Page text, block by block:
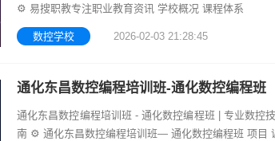
⚙️ 易搜职教专注职业教育资讯 学校概况 课程体系
数控学校 2026-02-03 21:28:45
通化东昌数控编程培训班-通化数控编程班
通化东昌数控编程培训班 - 通化数控编程班 | 专业数控
南 ⚙️ 通化东昌数控编程培训班— 通化数控编程班 项目